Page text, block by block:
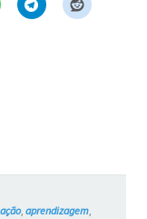
tamanho
e
os
, aprendizagem,